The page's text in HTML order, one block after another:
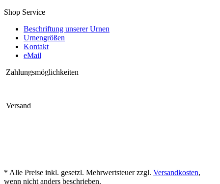
Shop Service
Beschriftung unserer Urnen
Urnengrößen
Kontakt
eMail
Zahlungsmöglichkeiten
Versand
* Alle Preise inkl. gesetzl. Mehrwertsteuer zzgl. Versandkosten,
wenn nicht anders beschrieben.